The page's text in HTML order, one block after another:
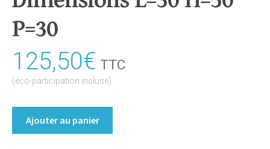
P=30
125,50€ TTC
(éco-participation incluse)
Ajouter au panier